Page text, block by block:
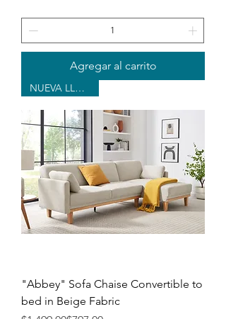
Agregar al carrito
NUEVA LLEGADA
"Abbey" Sofa Chaise Convertible to
bed in Beige Fabric